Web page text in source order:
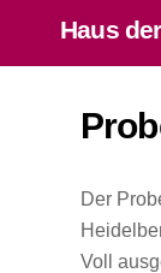
Haus
Der
Voll